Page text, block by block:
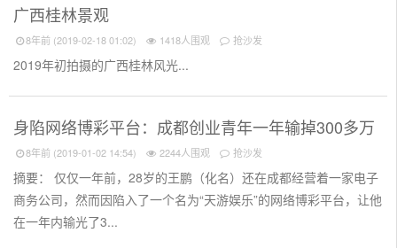
广西桂林景观
8年前 (2019-02-18 01:02) 1418人围观 抢沙发
2019年初拍摄的广西桂林风光...
身陷网络博彩平台：成都创业青年一年输掉300多万
8年前 (2019-01-02 14:54) 2244人围观 抢沙发
摘要： 仅仅一年前，28岁的王鹏（化名）还在成都经营着一家电子
商务公司，然而因陷入了一个名为“天游娱乐”的网络博彩平台，让他
在一年内输光了3...